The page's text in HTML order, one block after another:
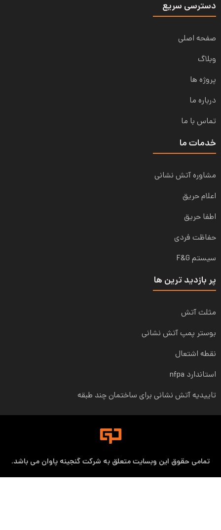
دسترسی سریع
صفحه اصلی
وبلاگ
پروژه ها
درباره ما
تماس با ما
خدمات ما
مشاوره آتش نشانی
اعلام حریق
اطفا حریق
حفاظت فردی
سیستم F&G
پر بازدید ترین ها
مثلث آتش
بوستر پمپ آتش نشانی
نقطه اشتعال
استاندارد nfpa
تاییدیه آتش نشانی برای ساختمان چند طبقه
تمامی حقوق این وبسایت متعلق به شرکت گنجینه پاوان می باشد.